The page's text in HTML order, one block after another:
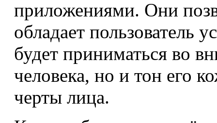
приложениями. Они
обладает пользователь
будет приниматься во
человека, но и тон его
черты лица.